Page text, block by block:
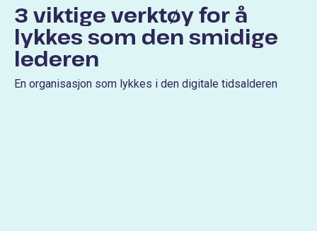
3 viktige verktøy for å
lykkes som den smidige
lederen
En organisasjon som lykkes i den digitale tidsalderen